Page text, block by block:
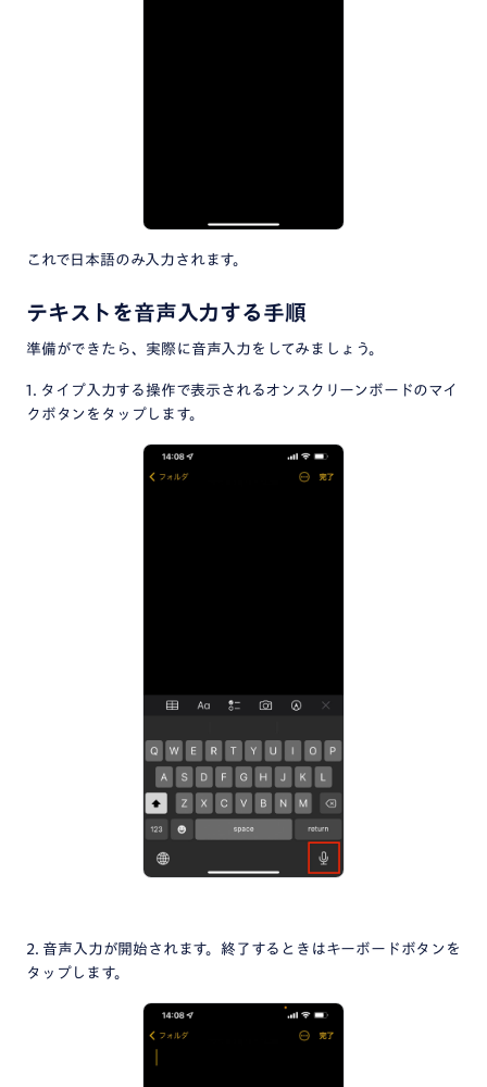
これで日本語のみ入力されます。
テキストを音声入力する手順
準備ができたら、実際に音声入力をしてみましょう。
1. タイプ入力する操作で表示されるオンスクリーンボードのマイ
クボタンをタップします。
2. 音声入力が開始されます。終了するときはキーボードボタンを
タップします。